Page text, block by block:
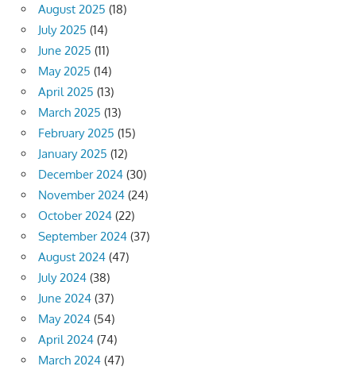
August 2025 (18)
July 2025 (14)
June 2025 (11)
May 2025 (14)
April 2025 (13)
March 2025 (13)
February 2025 (15)
January 2025 (12)
December 2024 (30)
November 2024 (24)
October 2024 (22)
September 2024 (37)
August 2024 (47)
July 2024 (38)
June 2024 (37)
May 2024 (54)
April 2024 (74)
March 2024 (47)